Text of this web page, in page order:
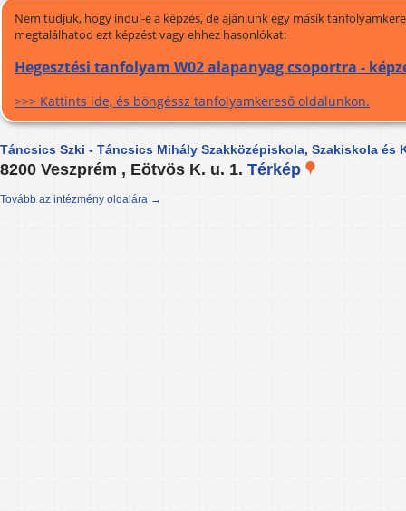
Nem tudjuk, hogy indul-e a képzés, de ajánlunk egy másik
megtalálhatod ezt képzést vagy ehhez hasonlókat:
Hegesztési tanfolyam W02 alapanyag csoportra -
>>> Kattints ide, és böngéssz tanfolyamkereső oldalunkon.
Táncsics Szki - Táncsics Mihály Szakközépiskola, Szakiskola és
8200 Veszprém , Eötvös K. u. 1. Térkép
Tovább az intézmény oldalára →